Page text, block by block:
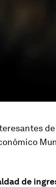
de